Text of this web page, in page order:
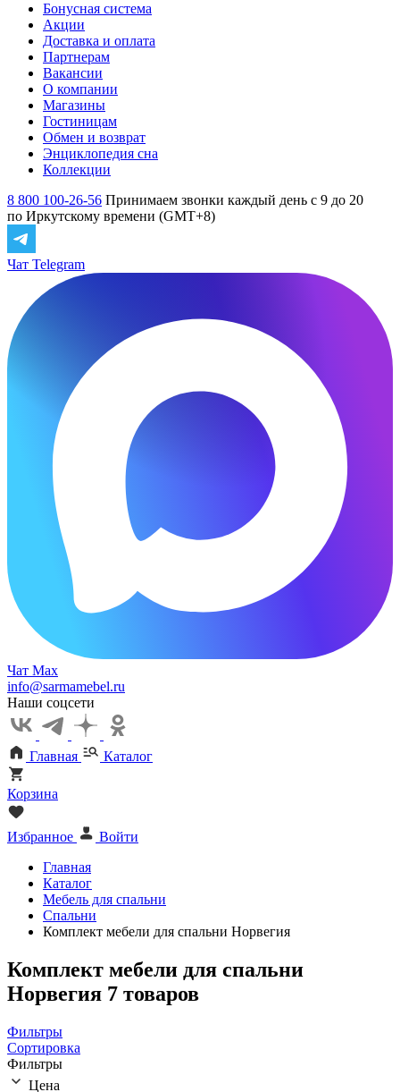
Бонусная система
Акции
Доставка и оплата
Партнерам
Вакансии
О компании
Магазины
Гостиницам
Обмен и возврат
Энциклопедия сна
Коллекции
8 800 100-26-56 Принимаем звонки каждый день с 9 до 20
по Иркутскому времени (GMT+8)
Чат Telegram
Чат Max
info@sarmamebel.ru
Наши соцсети
Главная Каталог
Корзина
Избранное
Войти
Главная
Каталог
Мебель для спальни
Спальни
Комплект мебели для спальни Норвегия
Комплект мебели для спальни
Норвегия 7 товаров
Фильтры
Сортировка
Фильтры
Цена